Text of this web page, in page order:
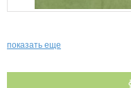
показать еще